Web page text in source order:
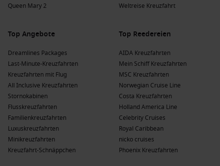
Garibaldi-Bucht besuchen
Schiffen, von denen 4 Garibaldi-Bucht ansteuern, darunter
Silver Whisperund Silver Cloud Expedition. Diese Reederei
ist bekannt für ihren erstklassigen Service und luxuriöse
Erlebnisse, oft startend von
ValparaísooderPuerto
Williams.
Hapag-Lloyd Cruises
: Hapag-Lloyd Cruises hat eine Flotte
von 5 Schiffen, von denen 2 Garibaldi-Bucht besuchen,
darunter
HANSEATIC inspiration
Reederei bietet exklusive Kreuzfahrten mit umfangreichen
Landausflügen in kleinen Gruppen, meist ab Valparaíso.
Queen Mary 2
Weltreise Kreuzfahrt
Top Angebote
Dreamlines Packages
Last-Minute-Kreuzfahrten
Kreuzfahrten mit Flug
All Inclusive Kreuzfahrten
Stornokabinen
Flusskreuzfahrten
Familienkreuzfahrten
Luxuskreuzfahrten
Minikreuzfahrten
Kreuzfahrt-Schnäppchen
Top Reedereien
AIDA Kreuzfahrten
Mein Schiff Kreuzfahrten
MSC Kreuzfahrten
Norwegian Cruise Line
Costa Kreuzfahrten
Holland America Line
Celebrity Cruises
Royal Caribbean
nicko cruises
Phoenix Kreuzfahrten